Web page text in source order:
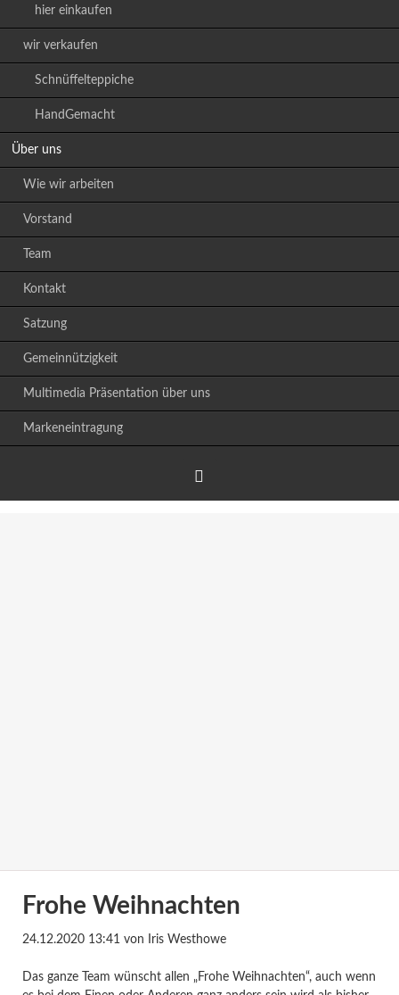
hier einkaufen
wir verkaufen
Schnüffelteppiche
HandGemacht
Über uns
Wie wir arbeiten
Vorstand
Team
Kontakt
Satzung
Gemeinnützigkeit
Multimedia Präsentation über uns
Markeneintragung
Frohe Weihnachten
24.12.2020 13:41von Iris Westhowe
Das ganze Team wünscht allen „Frohe Weihnachten“, auch wenn